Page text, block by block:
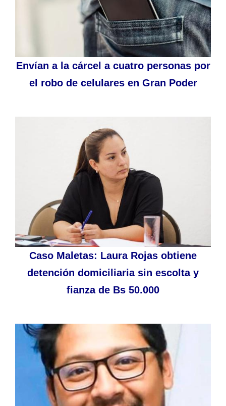
Envían a la cárcel a cuatro personas por
el robo de celulares en Gran Poder
Caso Maletas: Laura Rojas obtiene
detención domiciliaria sin escolta y
fianza de Bs 50.000